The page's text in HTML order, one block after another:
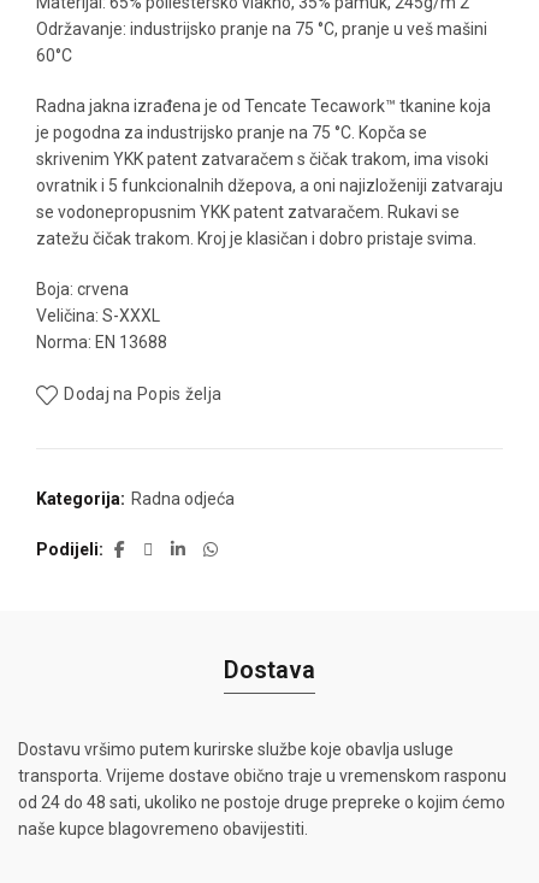
Održavanje: industrijsko pranje na 75 °C, pranje u veš mašini
60°C
Radna jakna izrađena je od Tencate Tecawork™ tkanine koja
je pogodna za industrijsko pranje na 75 °C. Kopča se
skrivenim YKK patent zatvaračem s čičak trakom, ima visoki
ovratnik i 5 funkcionalnih džepova, a oni najizloženiji zatvaraju
se vodonepropusnim YKK patent zatvaračem. Rukavi se
zatežu čičak trakom. Kroj je klasičan i dobro pristaje svima.
Boja: crvena
Veličina: S-XXXL
Norma: EN 13688
Dodaj na Popis želja
Kategorija: Radna odjeća
Podijeli
Dostava
Dostavu vršimo putem kurirske službe koje obavlja usluge
transporta. Vrijeme dostave obično traje u vremenskom rasponu
od 24 do 48 sati, ukoliko ne postoje druge prepreke o kojim ćemo
naše kupce blagovremeno obavijestiti.